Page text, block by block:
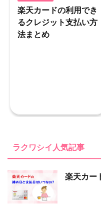
楽天カードの利用でき
るクレジット支払い方
法まとめ
ラクワシイ人気記事
楽天カー